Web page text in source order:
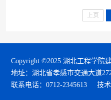
上页
Copyright ©2025 湖北工程学院
地址：湖北省孝感市交通大道
联系电话：0712-2345613
技